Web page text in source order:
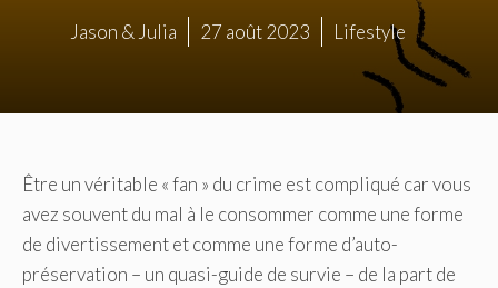
Jason & Julia 27 août 2023 Lifestyle
Être un véritable « fan » du crime est compliqué car vous
avez souvent du mal à le consommer comme une forme
de divertissement et comme une forme d’auto-
préservation – un quasi-guide de survie – de la part de